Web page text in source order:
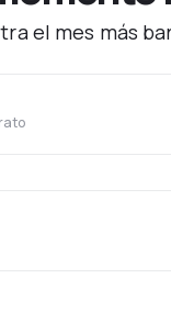
el mes más